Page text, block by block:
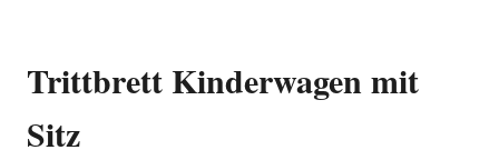
Trittbrett Kinderwagen mit
Sitz